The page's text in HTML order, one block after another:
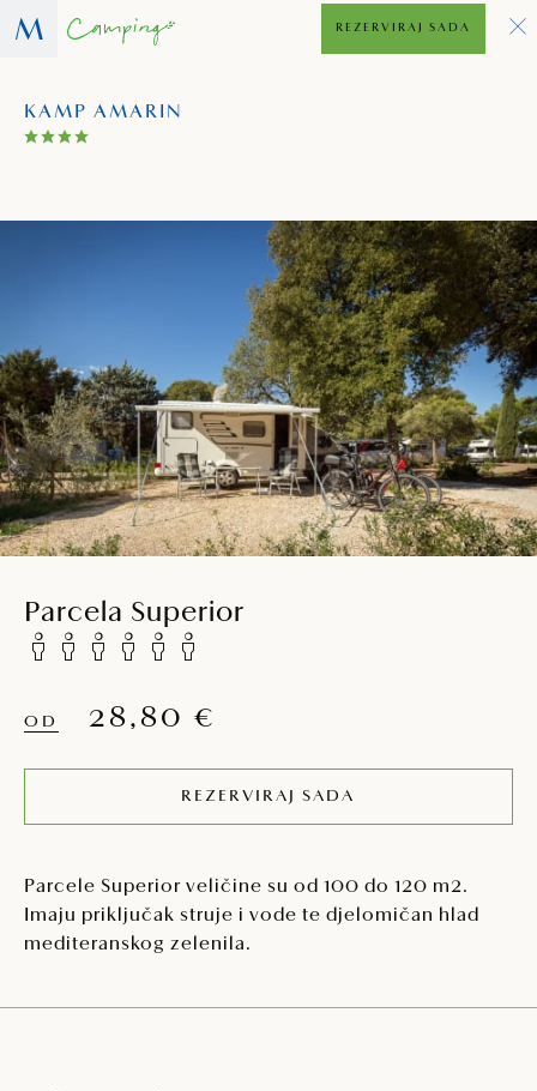
KAMP AMARIN
REZERVIRAJ SADA
Parcela Superior
OD 28,80 €
REZERVIRAJ SADA
Parcele Superior veličine su od 100 do 120 m2.
Imaju priključak struje i vode te djelomičan hlad
mediteranskog zelenila.